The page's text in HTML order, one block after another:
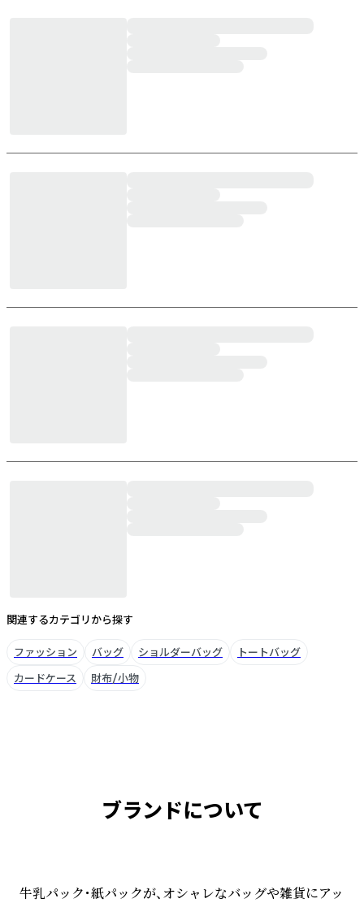
関連するカテゴリから探す
ファッション バッグ ショルダーバッグ
トートバッグ
カードケース
財布/小物
ブランドについて
牛乳パック・紙パックが、オシャレなバッグや雑貨にアッ